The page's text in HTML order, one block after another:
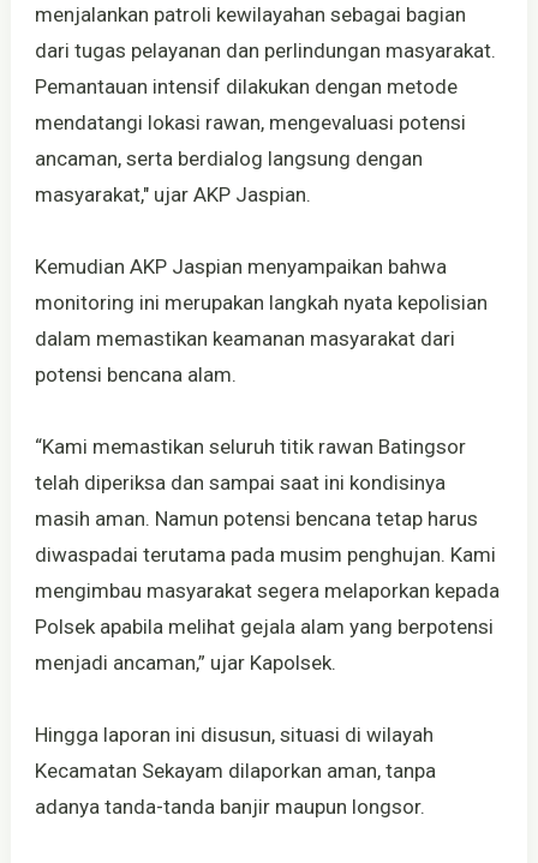
menjalankan patroli kewilayahan sebagai bagian
dari tugas pelayanan dan perlindungan masyarakat.
Pemantauan intensif dilakukan dengan metode
mendatangi lokasi rawan, mengevaluasi potensi
ancaman, serta berdialog langsung dengan
masyarakat," ujar AKP Jaspian.
Kemudian AKP Jaspian menyampaikan bahwa
monitoring ini merupakan langkah nyata kepolisian
dalam memastikan keamanan masyarakat dari
potensi bencana alam.
“Kami memastikan seluruh titik rawan Batingsor
telah diperiksa dan sampai saat ini kondisinya
masih aman. Namun potensi bencana tetap harus
diwaspadai terutama pada musim penghujan. Kami
mengimbau masyarakat segera melaporkan kepada
Polsek apabila melihat gejala alam yang berpotensi
menjadi ancaman,” ujar Kapolsek.
Hingga laporan ini disusun, situasi di wilayah
Kecamatan Sekayam dilaporkan aman, tanpa
adanya tanda-tanda banjir maupun longsor.